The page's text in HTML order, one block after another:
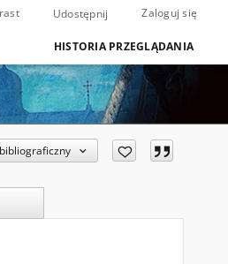
Udostępnij Zaloguj się
HISTORIA PRZEGLĄDANIA